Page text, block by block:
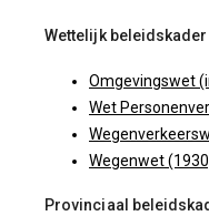
Wettelijk beleidskader
Omgevingswet
Wet
Wegenwet
Provinciaal